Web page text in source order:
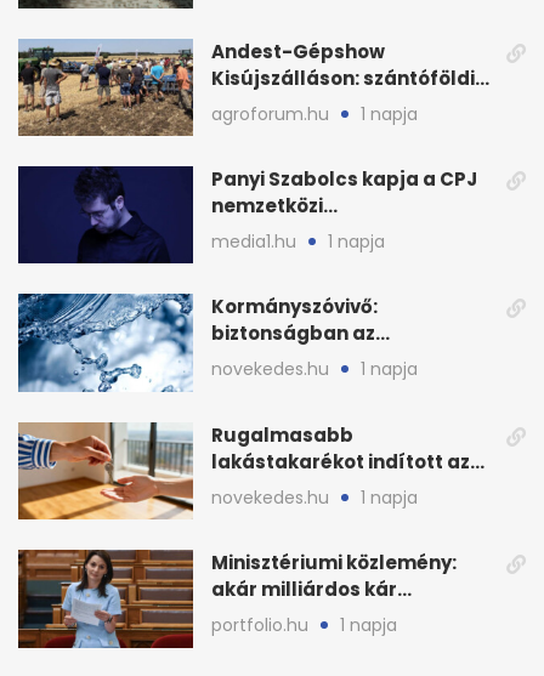
Andest-Gépshow
Kisújszálláson: szántóföldi
bemutató 2026. augusztus
12-én
agroforum.hu 1 napja
Panyi Szabolcs kapja a CPJ
nemzetközi
sajtószabadság-díját
media1.hu 1 napja
Kormányszóvivő:
biztonságban az
ivóvízkészlet, nincs
stratégiai vízhiány
novekedes.hu 1 napja
Rugalmasabb
lakástakarékot indított az
OTP: két köztes kilépéssel
novekedes.hu 1 napja
Minisztériumi közlemény:
akár milliárdos kár
fenyegette Budapest fáit
portfolio.hu 1 napja